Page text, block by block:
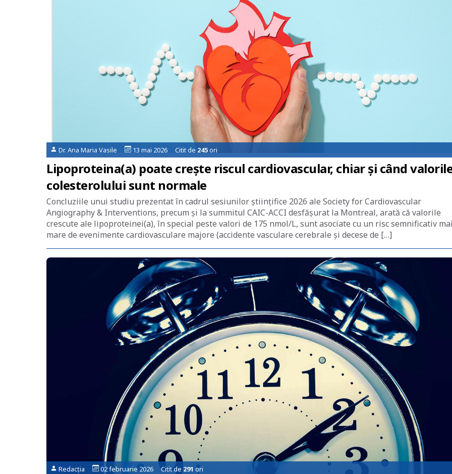
Dr. Ana Maria Vasile 13 mai 2026 Citit de 245ori
Lipoproteina(a) poate crește riscul cardiovascular, chiar și când
colesterolului sunt normale
Concluziile unui studiu prezentat în cadrul sesiunilor științifice 2026 ale Society for Cardiovascular
Angiography & Interventions, precum și la summitul CAIC-ACCI desfășurat la Montreal, arată că valorile
crescute ale lipoproteinei(a), în special peste valori de 175 nmol/L, sunt asociate cu un risc semnificativ
mare de evenimente cardiovasculare majore (accidente vasculare cerebrale și decese de […]
Redacția 02 februarie 2026 Citit de 291 ori